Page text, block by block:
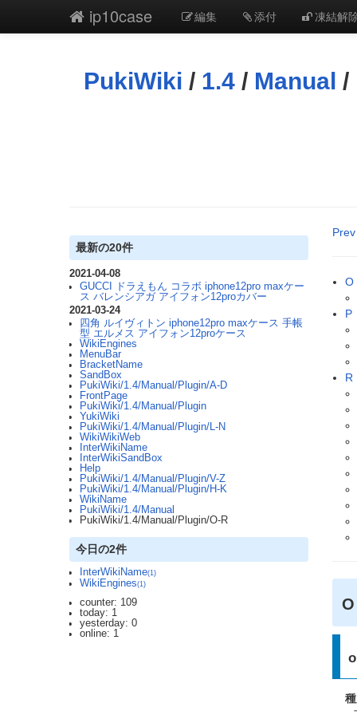
ip10case 編集 添付 凍結解
PukiWiki / 1.4 / Manual /
最新の20件
2021-04-08
GUCCI ドラえもん コラボ iphone12pro maxケー
ス バレンシアガ アイフォン12proカバー
2021-03-24
四角 ルイヴィトン iphone12pro maxケース 手帳
型 エルメス アイフォン12proケース
WikiEngines
MenuBar
BracketName
SandBox
PukiWiki/1.4/Manual/Plugin/A-D
FrontPage
PukiWiki/1.4/Manual/Plugin
YukiWiki
PukiWiki/1.4/Manual/Plugin/L-N
WikiWikiWeb
InterWikiName
InterWikiSandBox
Help
PukiWiki/1.4/Manual/Plugin/V-Z
PukiWiki/1.4/Manual/Plugin/H-K
WikiName
PukiWiki/1.4/Manual
PukiWiki/1.4/Manual/Plugin/O-R
今日の2件
InterWikiName(1)
WikiEngines(1)
counter: 109
today: 1
yesterday: 0
online: 1
Prev
O
P
R